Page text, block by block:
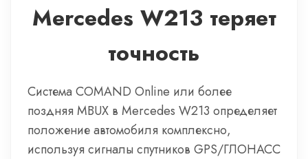
Mercedes W213 теряет
точность
Система COMAND Online или более
поздняя MBUX в Mercedes W213 определяет
положение автомобиля комплексно,
используя сигналы спутников GPS/ГЛОНАСС